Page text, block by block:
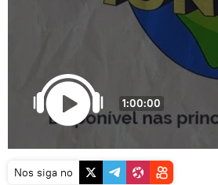
1:00:00
Nos siga no